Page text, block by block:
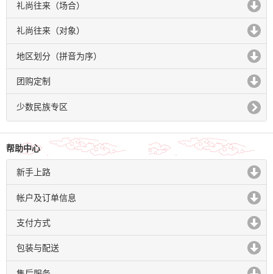
礼尚往来（场合）
click to expand contents
礼尚往来（对象）
click to expand contents
地区划分（拼音为序）
click to expand contents
团购定制
click to expand contents
少数民族专区
帮助中心
新手上路
click to expand contents
帐户及订单信息
click to expand contents
支付方式
click to expand contents
包装与配送
click to expand contents